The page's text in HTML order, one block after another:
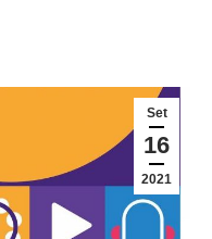
Set
16
2021